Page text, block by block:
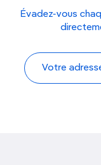
Évadez-vous